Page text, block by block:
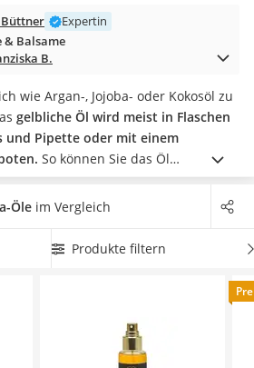
Expertin
& Balsame
B.
wie Argan-, Jojoba- oder Kokosöl zu
gelbliche Öl wird meist in Flaschen
und Pipette oder mit einem
So können Sie das Öl
auftragen.In gängigen Marula-Öl-
auch immer wieder
erzeugt.Suchen Sie sich jetzt ein
gänzlich nachhaltiges Produkt zu
uns hier im August 2026 besonders
ALU012
mit seinen
Öle im Vergleich
Produkte filtern